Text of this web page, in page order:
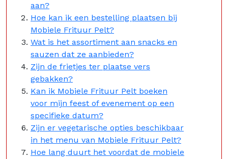
aan?
Hoe kan ik een bestelling plaatsen bij
Mobiele Frituur Pelt?
Wat is het assortiment aan snacks en
sauzen dat ze aanbieden?
Zijn de frietjes ter plaatse vers
gebakken?
Kan ik Mobiele Frituur Pelt boeken
voor mijn feest of evenement op een
specifieke datum?
Zijn er vegetarische opties beschikbaar
in het menu van Mobiele Frituur Pelt?
Hoe lang duurt het voordat de mobiele